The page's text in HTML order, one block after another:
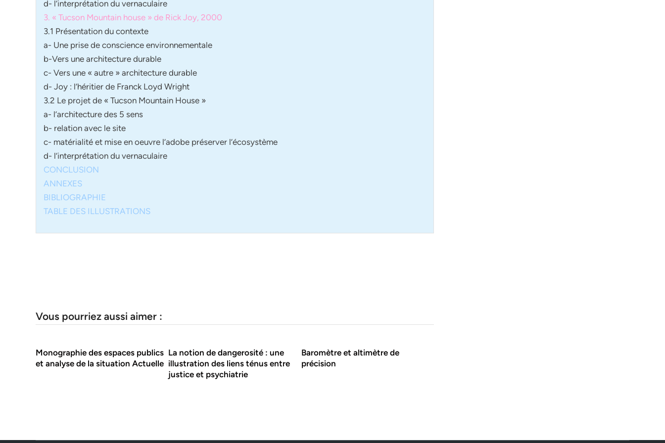
d- l’interprétation du vernaculaire
3. « Tucson Mountain house » de Rick Joy, 2000
3.1 Présentation du contexte
a- Une prise de conscience environnementale
b-Vers une architecture durable
c- Vers une « autre » architecture durable
d- Joy : l’héritier de Franck Loyd Wright
3.2 Le projet de « Tucson Mountain House »
a- l’architecture des 5 sens
b- relation avec le site
c- matérialité et mise en oeuvre l’adobe préserver l’écosystème
d- l’interprétation du vernaculaire
CONCLUSION
ANNEXES
BIBLIOGRAPHIE
TABLE DES ILLUSTRATIONS
Vous pourriez aussi aimer :
Monographie des espaces publics
et analyse de la situation Actuelle
La notion de dangerosité : une
illustration des liens ténus entre
justice et psychiatrie
Baromètre et altimètre de
précision